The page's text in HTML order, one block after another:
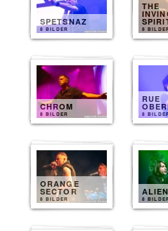
SPETSNAZ
8 BILDER
THE
8
CHROM
8 BILDER
RUE
8
ORANGE
SECTOR
8 BILDER 8